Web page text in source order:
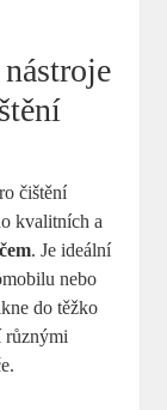
čištění
kvalitních a
. Je ideální
nebo
do těžko
různými